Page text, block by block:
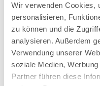
Wir verwenden Cookies,
personalisieren,
zu können und die
analysieren. Außerdem
Verwendung unserer
soziale Medien,
Partner führen diese
Lieferung in ca. 3-6
In den